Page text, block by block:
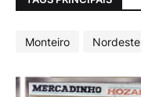
Monteiro Nordeste